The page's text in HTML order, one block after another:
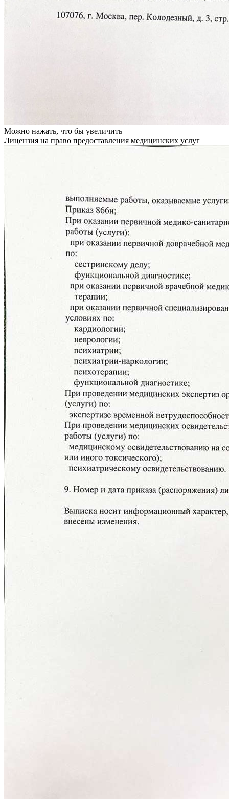
Можно нажать, что бы увеличить
Лицензия на право предоставления медицинских услуг